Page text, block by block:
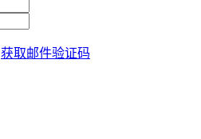
获取邮件验证码